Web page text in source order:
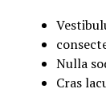
Nulla
Cras